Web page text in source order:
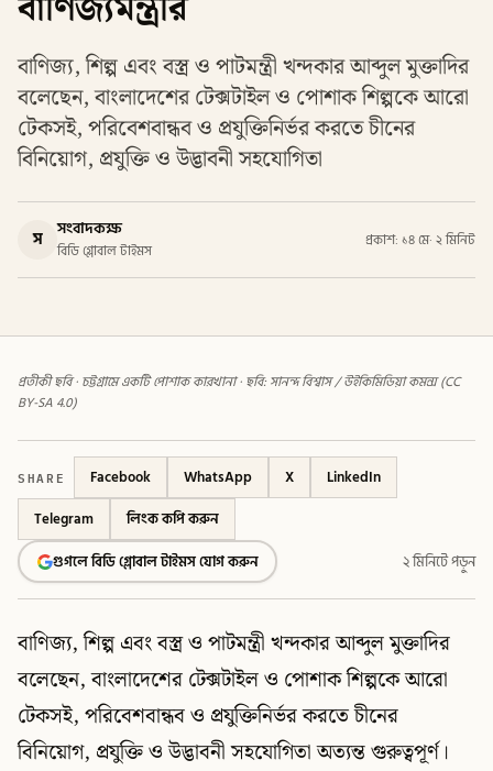
বাণিজ্য, শিল্প এবং বস্ত্র ও পাটমন্ত্রী খন্দকার আব্দুল মুক্তাদির
বলেছেন, বাংলাদেশের টেক্সটাইল ও পোশাক শিল্পকে আরো
টেকসই, পরিবেশবান্ধব ও প্রযুক্তিনির্ভর করতে চীনের
বিনিয়োগ, প্রযুক্তি ও উদ্ভাবনী সহযোগিতা
স সংবাদকক্ষ
বিডি গ্লোবাল টাইমস
প্রকাশ: ১৪ মে· ২ মিনিট
প্রতীকী ছবি · চট্টগ্রামে একটি পোশাক কারখানা · ছবি: সানন্দ বিশ্বাস / উইকিমিডিয়া কমন্স (CC
BY-SA 4.0)
SHARE Facebook WhatsApp X
LinkedIn
Telegram
লিংক কপি করুন
গুগলে বিডি গ্লোবাল টাইমস যোগ করুন
২ মিনিটে পড়ুন
বাণিজ্য, শিল্প এবং বস্ত্র ও পাটমন্ত্রী খন্দকার আব্দুল মুক্তাদির
বলেছেন, বাংলাদেশের টেক্সটাইল ও পোশাক শিল্পকে আরো
টেকসই, পরিবেশবান্ধব ও প্রযুক্তিনির্ভর করতে চীনের
বিনিয়োগ, প্রযুক্তি ও উদ্ভাবনী সহযোগিতা অত্যন্ত গুরুত্বপূর্ণ।